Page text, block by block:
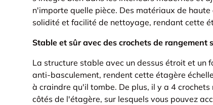
n'importe quelle pièce. Des matériaux de
solidité et facilité de nettoyage, rendant cette
Stable et sûr avec des crochets de rangement
La structure stable avec un dessus étroit et un
anti-basculement, rendent cette étagère
à craindre qu'il tombe. De plus, il y a 4
côtés de l'étagère, sur lesquels vous pouvez